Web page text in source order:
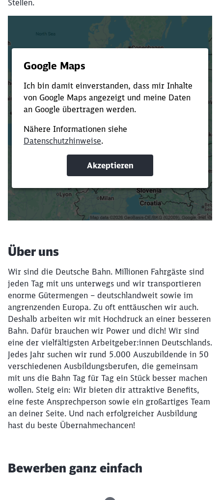
Stellen.
Verkürze die Ladezeit, indem du Suchbegriffe
oder Filter hinzufügst.
Suchbegriffe eingeben
Filter setzen
Über uns
Wir sind die Deutsche Bahn. Millionen Fahrgäste sind
jeden Tag mit uns unterwegs und wir transportieren
enorme Gütermengen – deutschlandweit sowie im
angrenzenden Europa. Zu oft enttäuschen wir auch.
Deshalb arbeiten wir mit Hochdruck an einer besseren
Bahn. Dafür brauchen wir Power und dich! Wir sind
eine der vielfältigsten Arbeitgeber:innen Deutschlands.
Jedes Jahr suchen wir rund 5.000 Auszubildende in 50
verschiedenen Ausbildungsberufen, die gemeinsam
mit uns die Bahn Tag für Tag ein Stück besser machen
wollen. Steig ein: Wir bieten dir attraktive Benefits,
eine feste Ansprechperson sowie ein großartiges Team
an deiner Seite. Und nach erfolgreicher Ausbildung
hast du beste Übernahmechancen!
Bewerben ganz einfach